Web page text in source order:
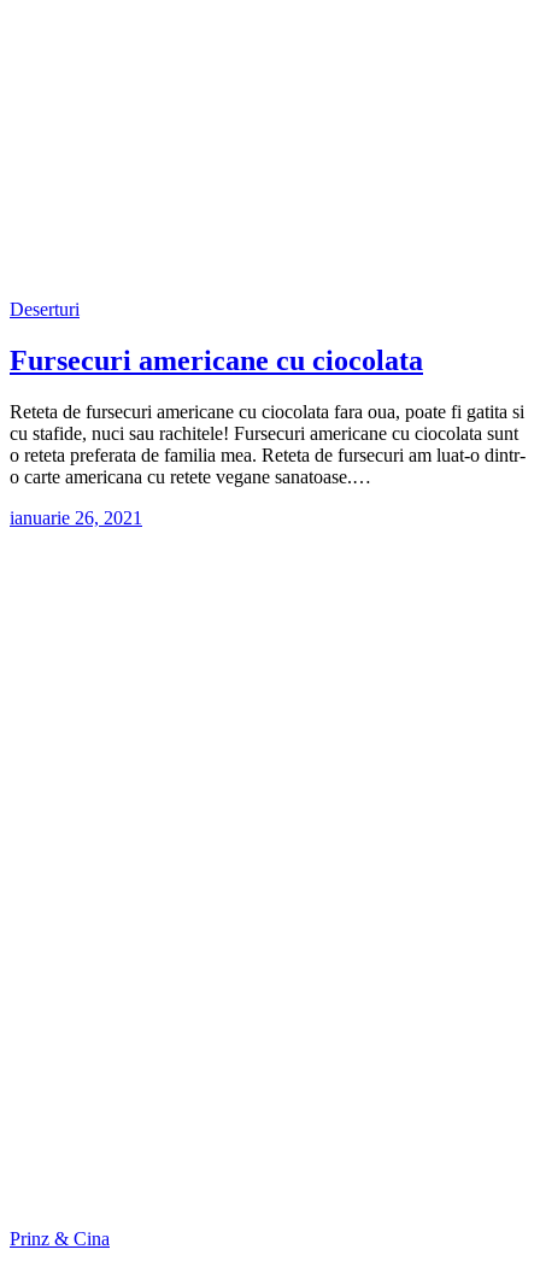
Deserturi
Fursecuri americane cu ciocolata
Reteta de fursecuri americane cu ciocolata fara oua, poate fi gatita si
cu stafide, nuci sau rachitele! Fursecuri americane cu ciocolata sunt
o reteta preferata de familia mea. Reteta de fursecuri am luat-o dintr-
o carte americana cu retete vegane sanatoase.…
ianuarie 26, 2021
Prinz & Cina